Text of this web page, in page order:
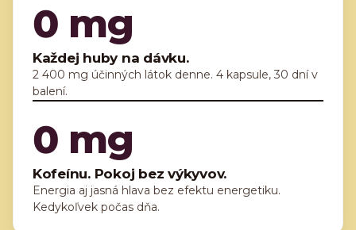
0 mg
Každej huby na dávku.
2 400 mg účinných látok denne. 4 kapsule, 30 dní v
balení.
0 mg
Kofeínu. Pokoj bez výkyvov.
Energia aj jasná hlava bez efektu energetiku.
Kedykoľvek počas dňa.